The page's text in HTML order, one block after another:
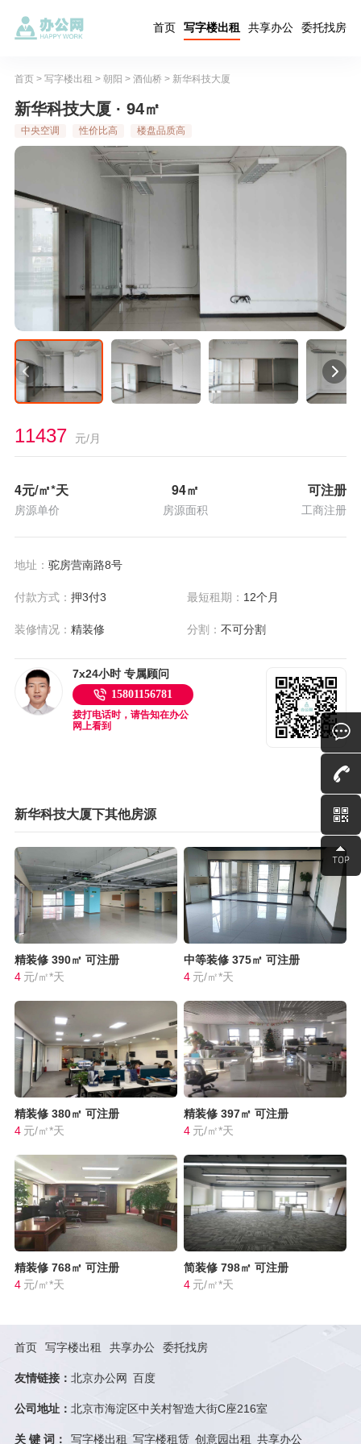
首页 写字楼出租 共享办公 委托找房
首页> 写字楼出租 > 朝阳 > 酒仙桥 > 新华科技大厦
新华科技大厦 · 94㎡
中央空调 性价比高 楼盘品质高
11437 元/月
4元/㎡*天
房源单价
94㎡
房源面积
可注册
工商注册
地址： 驼房营南路8号
付款方式： 押3付3 最短租期： 12个月
装修情况： 精装修 分割：不可分割
7x24小时 专属顾问
15801156781
拨打电话时，请告知在办公
网上看到
新华科技大厦下其他房源
精装修 390㎡ 可注册
4 元/㎡*天
中等装修 375㎡ 可注册
4 元/㎡*天
精装修 380㎡ 可注册
4 元/㎡*天
精装修 397㎡ 可注册
4 元/㎡*天
精装修 768㎡ 可注册
4 元/㎡*天
简装修 798㎡ 可注册
4 元/㎡*天
首页 写字楼出租 共享办公 委托找房
友情链接： 北京办公网 百度
公司地址： 北京市海淀区中关村智造大街C座216室
关 键 词： 写字楼出租 写字楼租赁 创意园出租 共享办公